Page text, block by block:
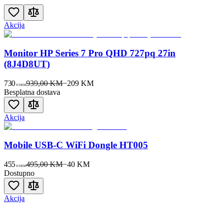
Akcija
Monitor HP Series 7 Pro QHD 727pq 27in
(8J4D8UT)
730 00KM939,00 KM−209 KM
Besplatna dostava
Akcija
Mobile USB-C WiFi Dongle HT005
455 00KM495,00 KM−40 KM
Dostupno
Akcija